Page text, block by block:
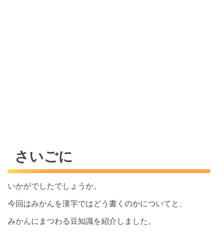
さいごに
いかがでしたでしょうか。
今回はみかんを漢字ではどう書くのかについてと、
みかんにまつわる豆知識を紹介しました。